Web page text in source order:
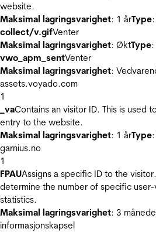
website.
Maksimal lagringsvarighet: 1 årType
collect/v.gifVenter
Maksimal lagringsvarighet: ØktType
vwo_apm_sentVenter
Maksimal lagringsvarighet:
assets.voyado.com
1
_vaContains an visitor ID. This is used
entry to the website.
Maksimal lagringsvarighet: 1 årType
garnius.no
1
FPAUAssigns a specific ID to the
determine the number of specific user-
statistics.
Maksimal lagringsvarighet: 3
informasjonskapsel